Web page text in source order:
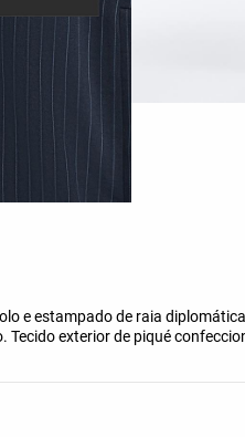
e estampado de raia
exterior de piqué